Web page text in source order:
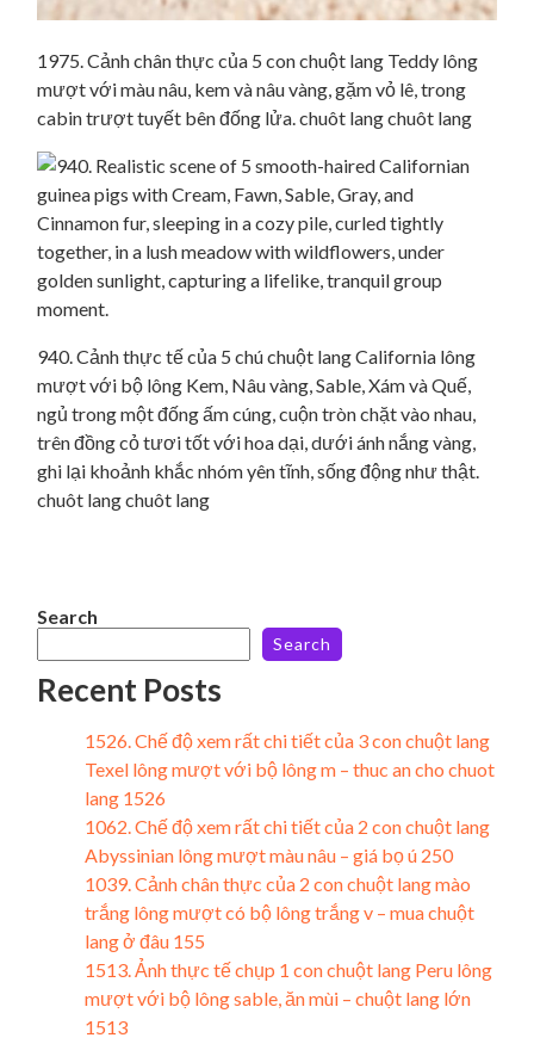
1975. Cảnh chân thực của 5 con chuột lang Teddy lông
mượt với màu nâu, kem và nâu vàng, gặm vỏ lê, trong
cabin trượt tuyết bên đống lửa. chuôt lang chuôt lang
940. Cảnh thực tế của 5 chú chuột lang California lông
mượt với bộ lông Kem, Nâu vàng, Sable, Xám và Quế,
ngủ trong một đống ấm cúng, cuộn tròn chặt vào nhau,
trên đồng cỏ tươi tốt với hoa dại, dưới ánh nắng vàng,
ghi lại khoảnh khắc nhóm yên tĩnh, sống động như thật.
chuôt lang chuôt lang
Search
Search
Recent Posts
1526. Chế độ xem rất chi tiết của 3 con chuột lang
Texel lông mượt với bộ lông m – thuc an cho chuot
lang 1526
1062. Chế độ xem rất chi tiết của 2 con chuột lang
Abyssinian lông mượt màu nâu – giá bọ ú 250
1039. Cảnh chân thực của 2 con chuột lang mào
trắng lông mượt có bộ lông trắng v – mua chuột
lang ở đâu 155
1513. Ảnh thực tế chụp 1 con chuột lang Peru lông
mượt với bộ lông sable, ăn mùi – chuột lang lớn
1513